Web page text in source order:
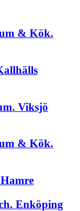
& Kök.
Viksjö
& Kök.
Enköping